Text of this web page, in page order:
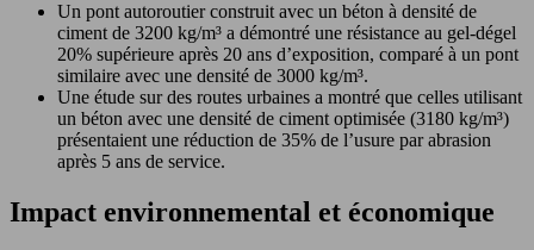
Un pont autoroutier construit avec un béton à densité de
ciment de 3200 kg/m³ a démontré une résistance au gel-dégel
20% supérieure après 20 ans d’exposition, comparé à un pont
similaire avec une densité de 3000 kg/m³.
Une étude sur des routes urbaines a montré que celles utilisant
un béton avec une densité de ciment optimisée (3180 kg/m³)
présentaient une réduction de 35% de l’usure par abrasion
après 5 ans de service.
Impact environnemental et économique